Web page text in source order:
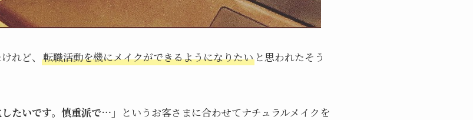
れど、 転職活動を機にメイクができるようになりたい と思われたそう
たいです。慎重派で…」 というお客さまに合わせてナチュラルメイクを